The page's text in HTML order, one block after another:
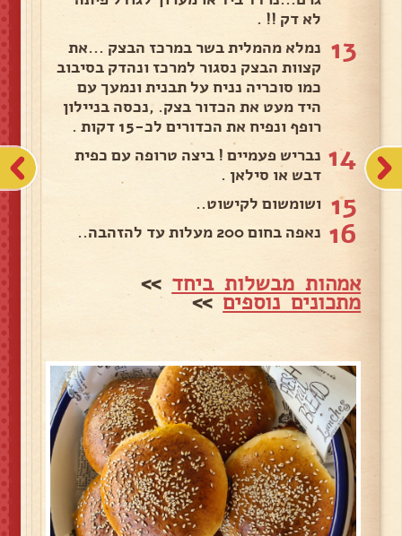
לא דק !! .
13 נמלא מהמלית בשר במרכז הבצק ...את
קצוות הבצק נסגור למרכז ונהדק בסיבוב
כמו סוכריה נניח על תבנית ונמעך עם
היד מעט את הכדור בצק. ,נכסה בניילון
רופף ונפיח את הכדורים לכ-15 דקות .
14 נבריש פעמיים ! ביצה טרופה עם כפית
דבש או סילאן .
15 ושומשום לקישוט..
16 נאפה בחום 200 מעלות עד להזהבה..
אמהות מבשלות ביחד >>
מתכונים נוספים>>